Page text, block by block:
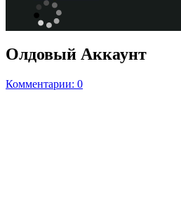
Олдовый Аккаунт
Комментарии: 0